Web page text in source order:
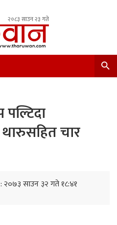
२०८३ साउन २३ गते
चार
२०७३ साउन ३२ गते १८:४१